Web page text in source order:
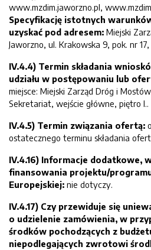
www.mzdim.jaworzno.pl,
Specyfikację istotnych
uzyskać pod adresem: Miejski
Jaworzno, ul. Krakowska 9, pok. nr
IV.4.4) Termin składania
udziału w postępowaniu lub
miejsce: Miejski Zarząd Dróg i
Sekretariat, wejście główne, piętro I..
IV.4.5) Termin związania ofertą:
ostatecznego terminu składania
IV.4.16) Informacje dodatkowe,
finansowania projektu/
Europejskiej: nie dotyczy.
IV.4.17) Czy przewiduje się
o udzielenie zamówienia, w
środków pochodzących z
niepodlegających zwrotowi